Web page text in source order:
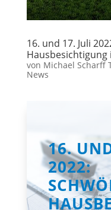
16. und 17. Juli
von Michael Scharff
News
16.
2022: